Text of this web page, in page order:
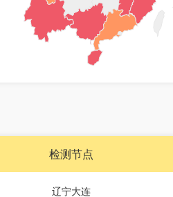
检测节点
辽宁大连